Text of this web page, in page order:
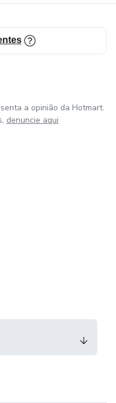
a opinião da Hotmart.
denuncie aqui